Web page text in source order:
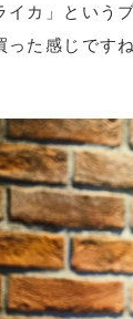
イカ」という
った感じです